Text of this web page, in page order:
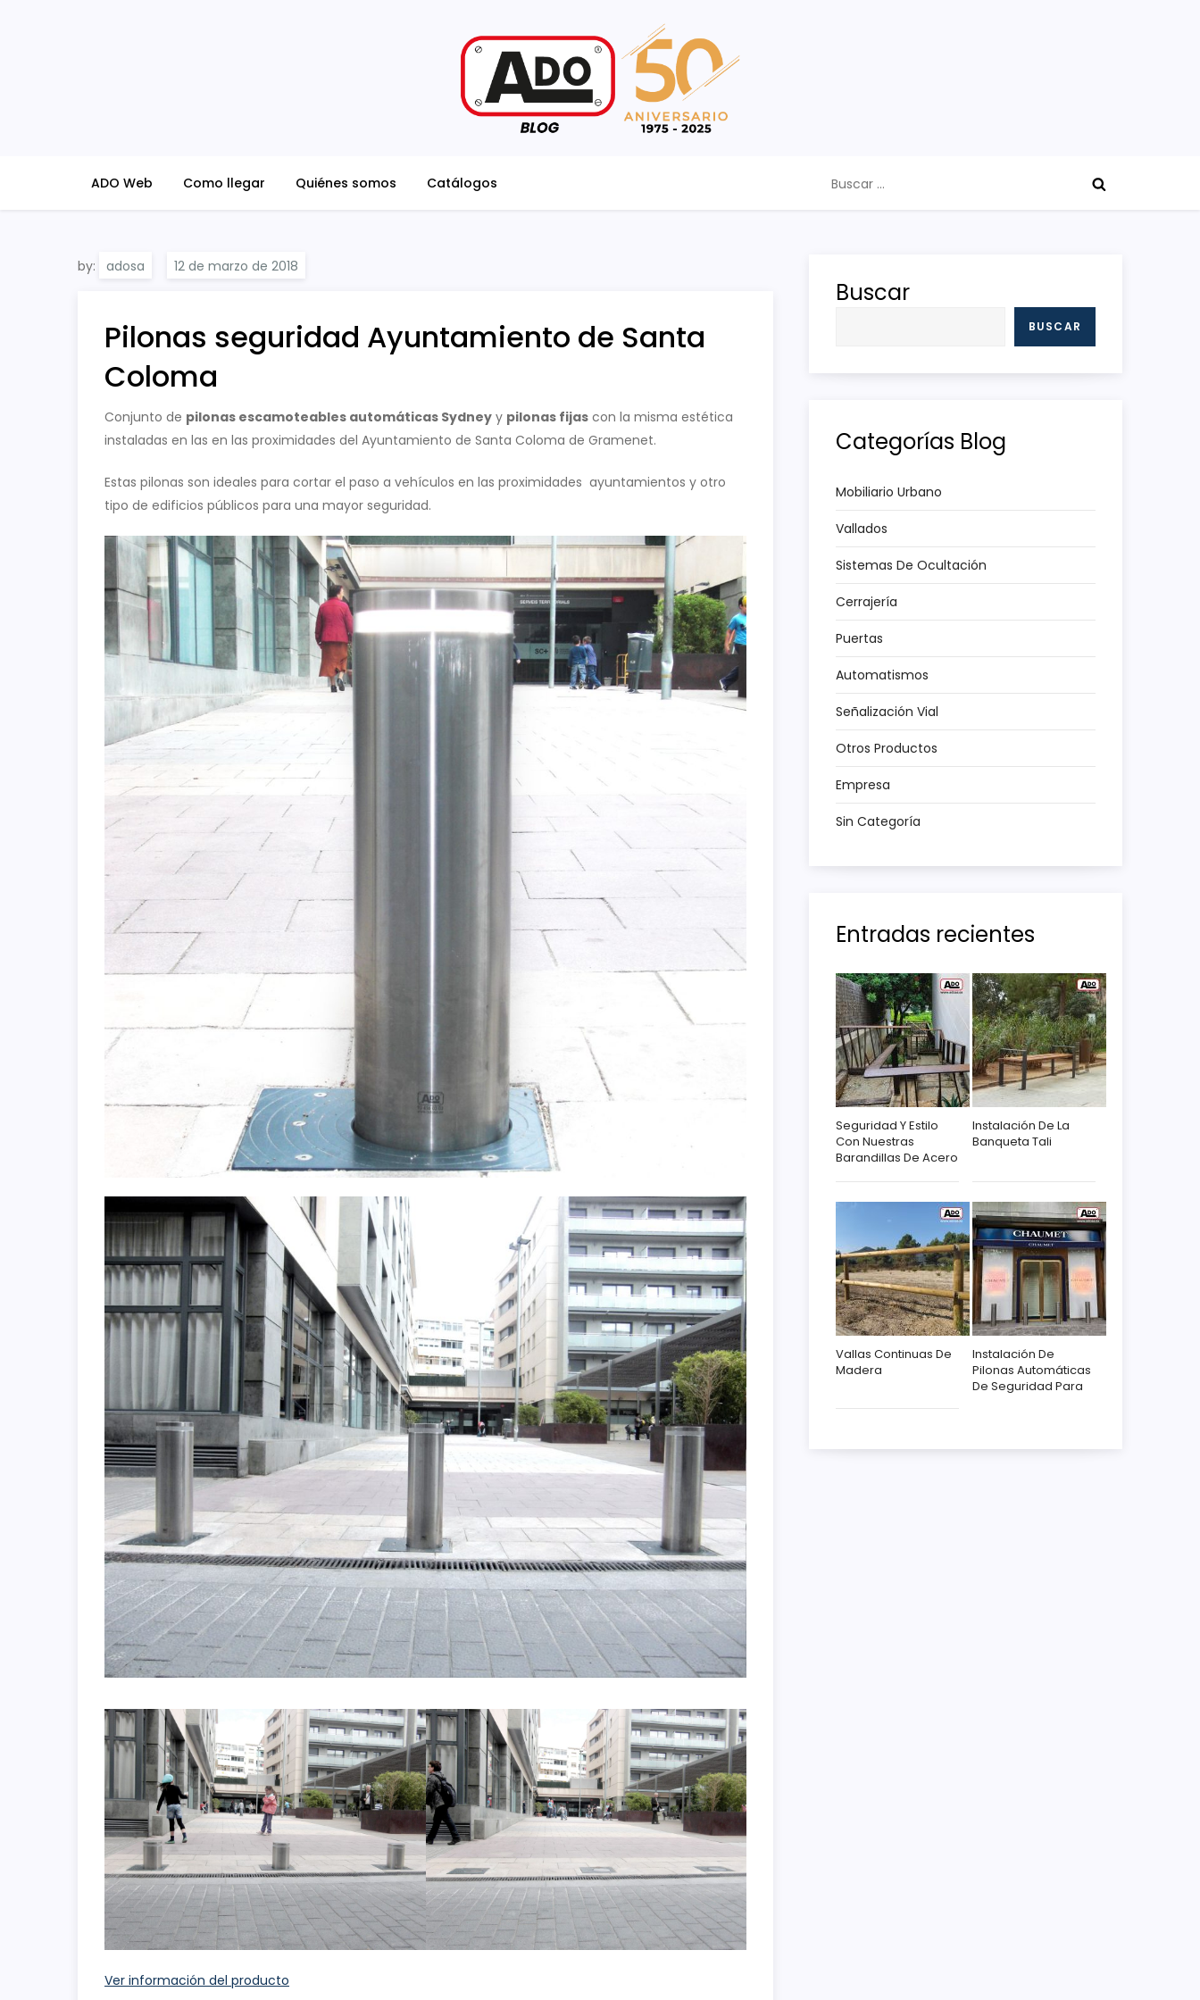
ADO Web Como llegar Quiénes somos Catálogos
by: adosa
Pilonas seguridad Ayuntamiento de Santa
Coloma
Conjunto de pilonas escamoteables automáticas Sydney y pilonas fijas con la misma estética
instaladas en las en las proximidades del Ayuntamiento de Santa Coloma de Gramenet.
Estas pilonas son ideales para cortar el paso a vehículos en las proximidades ayuntamientos y otro
tipo de edificios públicos para una mayor seguridad.
Ver información del producto
Buscar
BUSCAR
Categorías Blog
Mobiliario Urbano
Vallados
Sistemas De Ocultación
Cerrajería
Puertas
Automatismos
Señalización Vial
Otros Productos
Empresa
Sin Categoría
Entradas recientes
Seguridad Y Estilo
Con Nuestras
Barandillas De Acero
Instalación De La
Banqueta Tali
Vallas Continuas De
Madera
Instalación De
Pilonas Automáticas
De Seguridad Para